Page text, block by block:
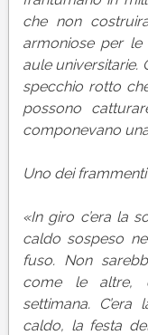
che non
armoniose per
aule universitarie.
specchio rotto
possono
componevano
Uno dei
«In giro c’era la
caldo sospeso
fuso. Non
come le altre,
settimana.
caldo, la festa